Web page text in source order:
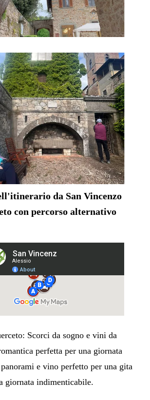
da San Vincenzo
con percorso alternativo
Scorci da sogno e vini da
perfetta per una giornata
panorami e vino perfetto per una gita
giornata indimenticabile.